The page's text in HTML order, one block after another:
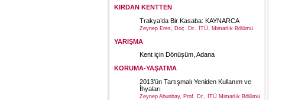
KIRDAN KENTTEN
Trakya’da Bir Kasaba: KAYNARCA
Zeynep Eres, Doç. Dr., İTÜ, Mimarlık Bölümü
YARIŞMA
Kent için Dönüşüm, Adana
KORUMA-YAŞATMA
2013’ün Tartışmalı Yeniden Kullanım ve
İhyaları
Zeynep Ahunbay, Prof. Dr., İTÜ Mimarlık Bölümü